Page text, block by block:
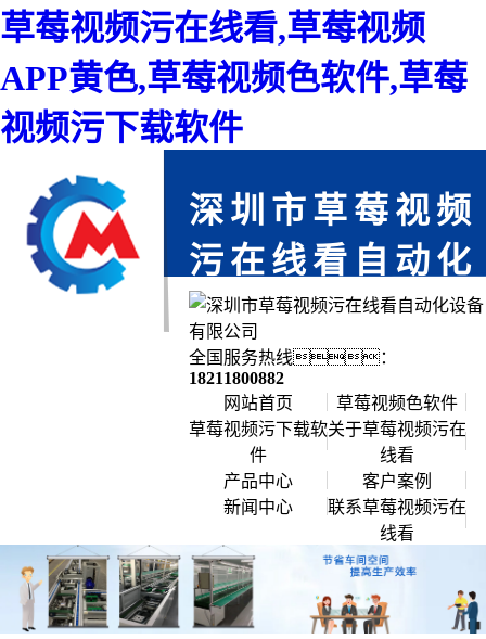
草莓视频污在线看,草莓视频
APP黄色,草莓视频色软件,草莓
视频污下载软件
深圳市草莓视频
污在线看自动化
设备有限公司
免费上门服务,为您省时,每一个项目都
严格把关,确保每个产品零缺陷
全国服务热线：
18211800882
网站首页
草莓视频色软件
草莓视频污下载软
件
关于草莓视频污在
线看
公司简介
企业文化
创始人说
公司环境
产品中心
倍速链组装线
滚筒输送流水线
草莓视频APP黄色
客户案例
新闻中心
行业资讯
常见问题
公司新闻
联系草莓视频污在
线看